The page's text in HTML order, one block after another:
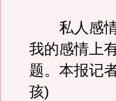
私人感情
我的感情上
题。本报记
孩)